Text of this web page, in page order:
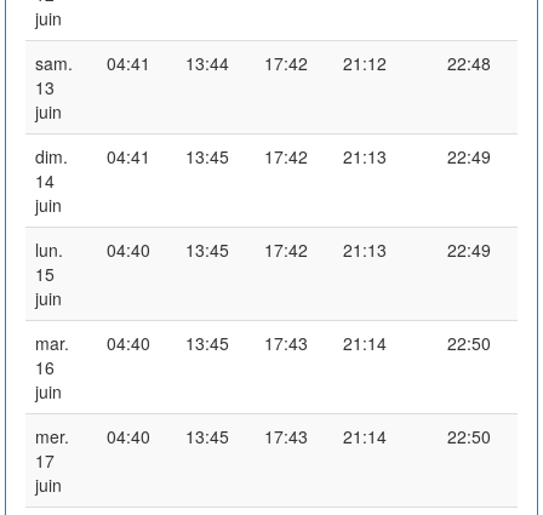
juin
sam.
13
juin
04:41 13:44 17:42 21:12 22:48
dim.
14
juin
04:41 13:45 17:42 21:13 22:49
lun.
15
juin
04:40 13:45 17:42 21:13 22:49
mar.
16
juin
04:40 13:45 17:43 21:14 22:50
mer.
17
juin
04:40 13:45 17:43 21:14 22:50